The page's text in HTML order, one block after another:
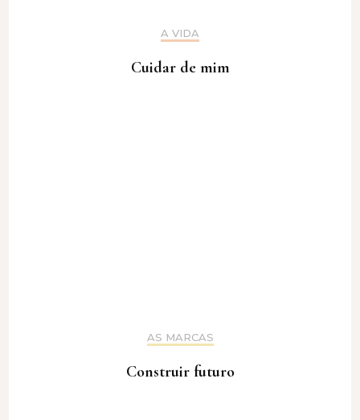
A VIDA
Cuidar de mim
AS MARCAS
Construir futuro